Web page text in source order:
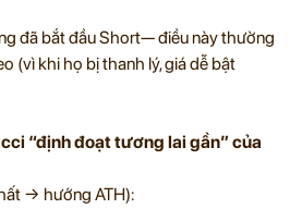
đã bắt đầu Short— điều này thường
(vì khi họ bị thanh lý, giá dễ bật
“định đoạt tương lai gần” của
→ hướng ATH):